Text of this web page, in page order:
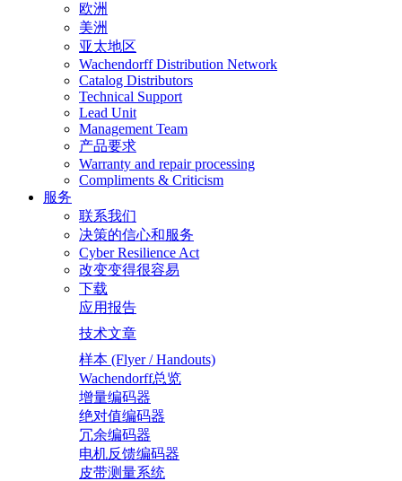
欧洲
美洲
亚太地区
Wachendorff Distribution Network
Catalog Distributors
Technical Support
Lead Unit
Management Team
产品要求
Warranty and repair processing
Compliments & Criticism
服务
联系我们
决策的信心和服务
Cyber Resilience Act
改变变得很容易
下载
应用报告
技术文章
样本 (Flyer / Handouts)
Wachendorff总览
增量编码器
绝对值编码器
冗余编码器
电机反馈编码器
皮带测量系统